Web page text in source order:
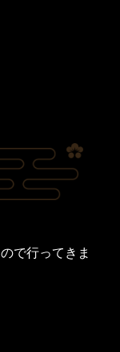
ので行ってきま